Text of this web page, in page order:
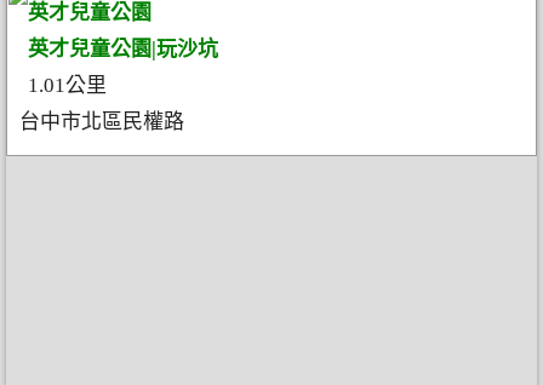
英才兒童公園
英才兒童公園|玩沙坑
1.01公里
台中市北區民權路